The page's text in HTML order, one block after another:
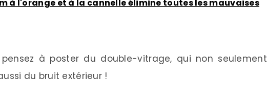
à l'orange et à la cannelle élimine toutes les mauvaises
à poster du double-vitrage, qui non seulement
du bruit extérieur !